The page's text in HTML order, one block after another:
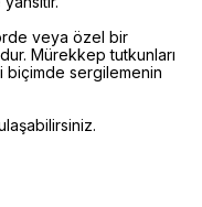
veya özel bir
Mürekkep tutkunları
biçimde sergilemenin